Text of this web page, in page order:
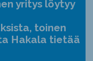
yritys löytyy
toinen
Hakala tietää